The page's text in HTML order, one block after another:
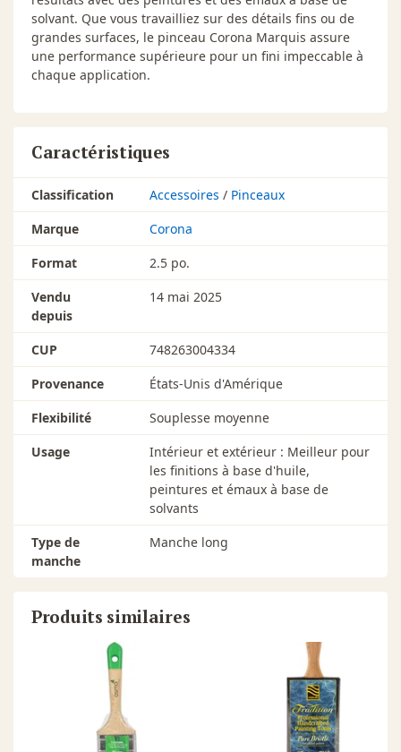
solvant. Que vous travailliez sur des détails fins ou de
grandes surfaces, le pinceau Corona Marquis assure
une performance supérieure pour un fini impeccable à
chaque application.
Caractéristiques
Classification Accessoires / Pinceaux
Marque
Corona
Format
2.5 po.
Vendu
depuis
14 mai 2025
CUP
748263004334
Provenance
États-Unis d'Amérique
Flexibilité
Souplesse moyenne
Usage
Intérieur et extérieur : Meilleur pour
les finitions à base d'huile,
peintures et émaux à base de
solvants
Type de
manche
Manche long
Produits similaires